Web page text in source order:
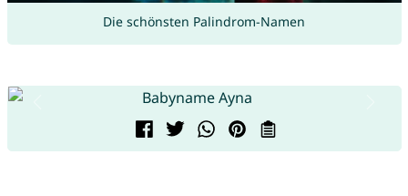
Die schönsten Palindrom-Namen